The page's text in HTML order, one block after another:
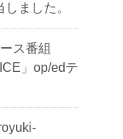
ました。
ス番組
」op/edテ